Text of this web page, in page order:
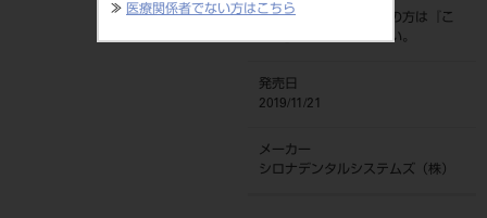
≫ 医療関係者でない方はこちら
ネット会員登録がまだの方は『
こ
ちら』より登録ください。
発売日
2019/11/21
メーカー
シロナデンタルシステムズ（株）